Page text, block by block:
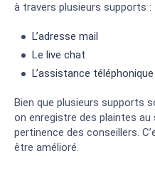
à travers plusieurs supports :
L’adresse mail
Le live chat
L’assistance téléphonique
Bien que plusieurs supports
on enregistre des plaintes
pertinence des conseillers.
être amélioré.